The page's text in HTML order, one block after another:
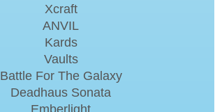
Xcraft
ANVIL
Kards
Vaults
Battle For The Galaxy
Deadhaus Sonata
Emberlight